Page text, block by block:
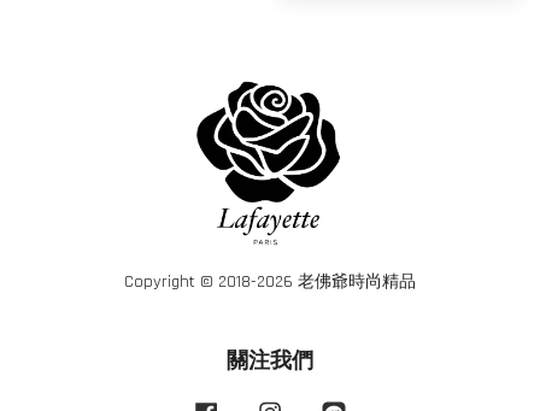
Copyright © 2018-2026 老佛爺時尚精品
關注我們